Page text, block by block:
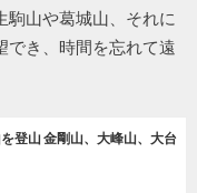
駒山や葛城山、それに
でき、時間を忘れて遠
登山 金剛山、大峰山、大台